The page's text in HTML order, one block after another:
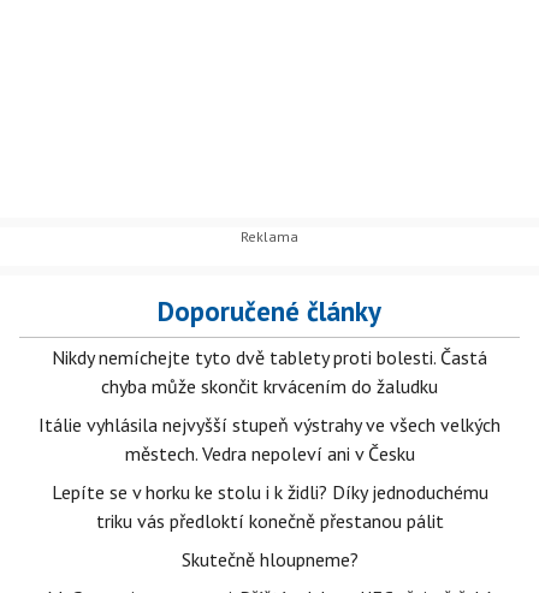
Doporučené články
Nikdy nemíchejte tyto dvě tablety proti bolesti. Častá
chyba může skončit krvácením do žaludku
Itálie vyhlásila nejvyšší stupeň výstrahy ve všech velkých
městech. Vedra nepoleví ani v Česku
Lepíte se v horku ke stolu i k židli? Díky jednoduchému
triku vás předloktí konečně přestanou pálit
Skutečně hloupneme?